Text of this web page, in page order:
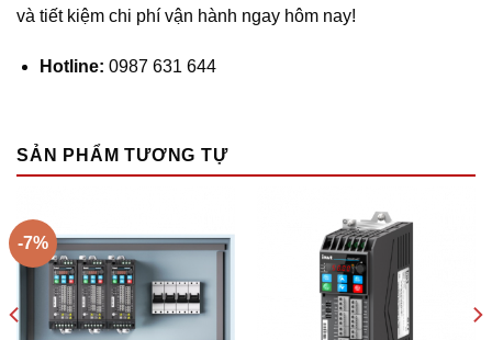
và tiết kiệm chi phí vận hành ngay hôm nay!
Hotline: 0987 631 644
SẢN PHẨM TƯƠNG TỰ
-7%